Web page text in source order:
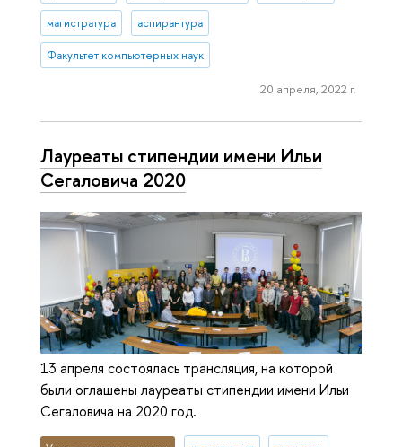
магистратура аспирантура
Факультет компьютерных наук
20 апреля, 2022 г.
Лауреаты стипендии имени Ильи
Сегаловича 2020
13 апреля состоялась трансляция, на которой
были оглашены лауреаты стипендии имени Ильи
Сегаловича на 2020 год.